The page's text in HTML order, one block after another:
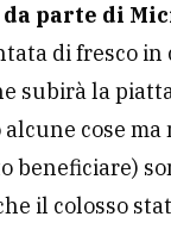
parte di
di fresco in
subirà la
alcune cose
beneficiare)
il colosso